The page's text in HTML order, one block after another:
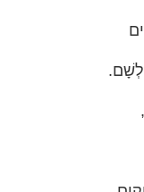
לְשָׁם.